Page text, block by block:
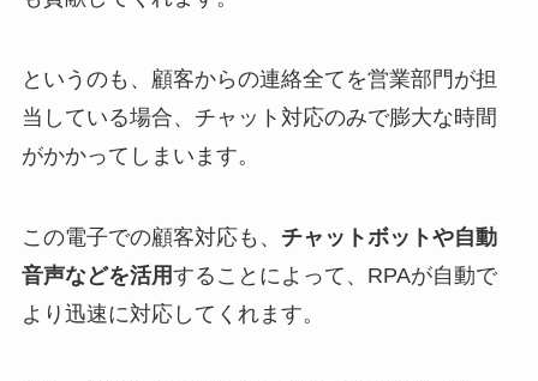
というのも、顧客からの連絡全てを営業部門が担
当している場合、チャット対応のみで膨大な時間
がかかってしまいます。
この電子での顧客対応も、 チャットボットや自動
音声などを活用することによって、RPAが自動で
より迅速に対応してくれます。